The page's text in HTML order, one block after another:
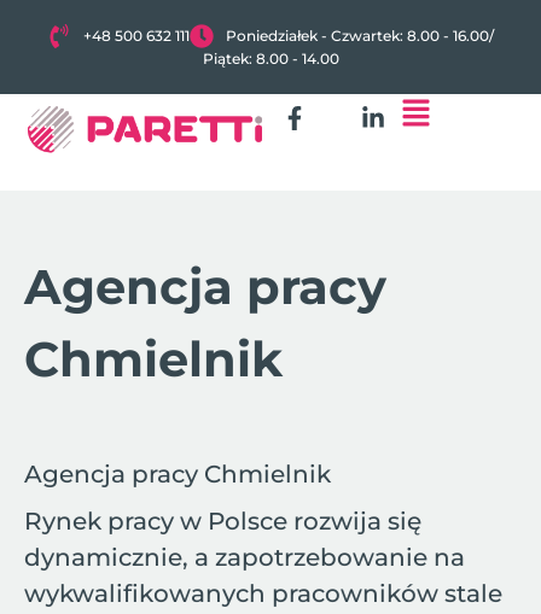
+48 500 632 111 Poniedziałek - Czwartek: 8.00 - 16.00/
Piątek: 8.00 - 14.00
Agencja pracy
Chmielnik
Agencja pracy Chmielnik
Rynek pracy w Polsce rozwija się
dynamicznie, a zapotrzebowanie na
wykwalifikowanych pracowników stale